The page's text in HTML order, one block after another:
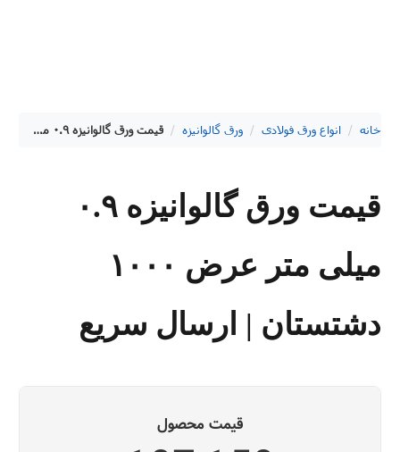
خانه / انواع ورق فولادی / ورق گالوانیزه / قیمت ورق گالوانیزه ۰.۹ میلی متر عرض ۱۰۰۰ دشتستان | ارسال سریع
قیمت ورق گالوانیزه ۰.۹
میلی متر عرض ۱۰۰۰
دشتستان | ارسال سریع
قیمت محصول